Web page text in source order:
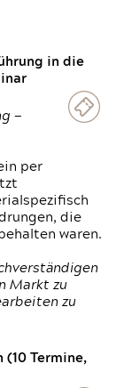
in die
—
per
die
waren.
Markt zu
zu
(10 Termine,